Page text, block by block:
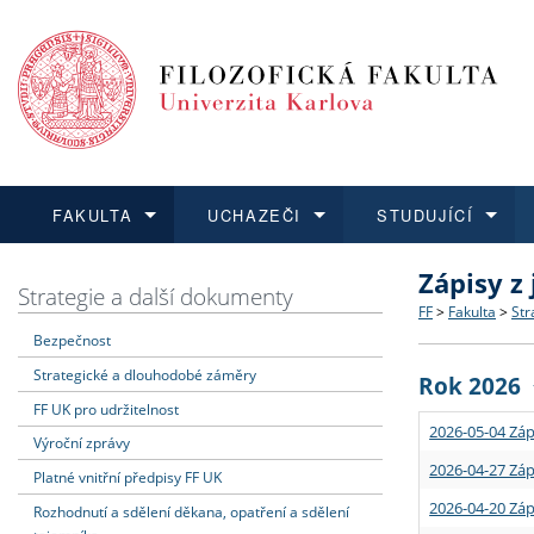
FAKULTA
Dozvědět se více
Struktura
Strategie
Podpora
UCHAZEČI
Podat přihlášku
Co
Učitelské
STUDUJÍCÍ
Dozvědět se více
Rigorózní
Dozvědět se více
O vědě a
Granty a
Dozvědět se více
Aktuální
Strategie a další dokumenty
Bezpečnost
Strategické a dlouhodobé záměry
FF UK pro udržitelnost
Výroční zprávy
Platné vnitřní předpisy FF UK
Rozhodnutí a sdělení děkana, opatření a sdělení
Zápisy
FF > Fakulta >
Rok 2026
2026-05-04
2026-04-27
2026-04-20